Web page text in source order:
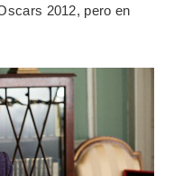
2012, pero en